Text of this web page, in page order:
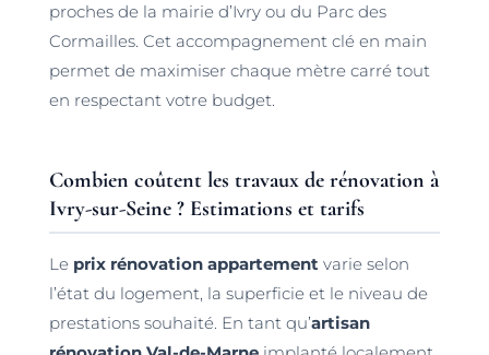
proches de la mairie d’Ivry ou du Parc des
Cormailles. Cet accompagnement clé en main
permet de maximiser chaque mètre carré tout
en respectant votre budget.
Combien coûtent les travaux de rénovation à
Ivry-sur-Seine ? Estimations et tarifs
Le prix rénovation appartementvarie selon
l’état du logement, la superficie et le niveau de
prestations souhaité. En tant qu’artisan